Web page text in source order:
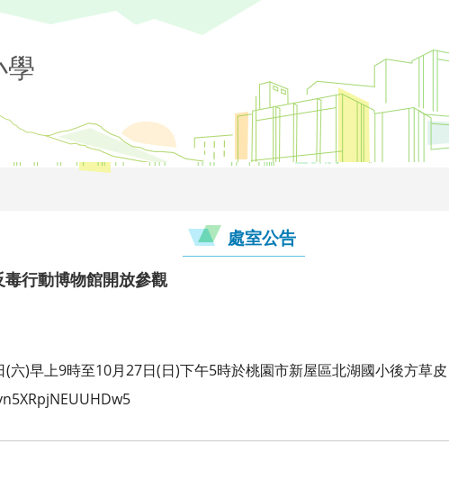
學
處室公告
毒行動博物館開放參觀
六)早上9時至10月27日(日)下午5時於桃園市新屋區北湖國小後方草